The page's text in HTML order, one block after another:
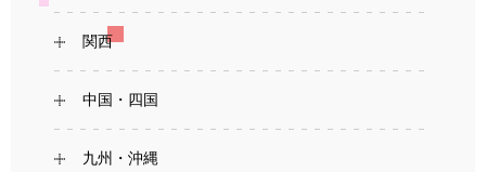
関西
中国・四国
九州・沖縄